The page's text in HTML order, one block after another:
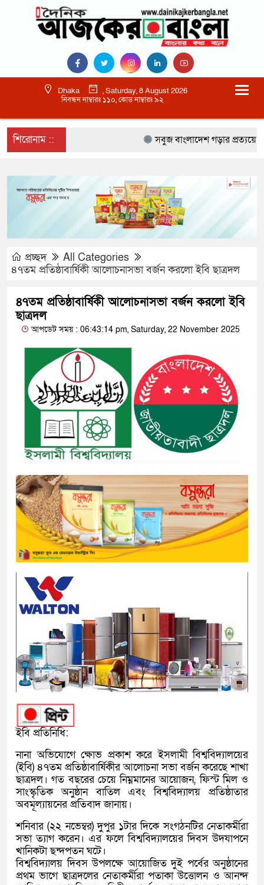
Dhaka
, Saturday, 8 August 2026
নিবন্ধন নাম্বারঃ ১১০, কোড নাম্বারঃ ৯২
শিরোনাম :: সবুজ বাংলাদেশ গড়ার প্রত্যয়ে
প্রচ্ছদ
All Categories
৪৭তম প্রতিষ্ঠাবার্ষিকী আলোচনাসভা বর্জন করলো ইবি ছাত্রদল
৪৭তম প্রতিষ্ঠাবার্ষিকী আলোচনাসভা বর্জন করলো ইবি
ছাত্রদল
আপডেট সময় : 06:43:14 pm, Saturday, 22 November 2025
​ইবি প্রতিনিধি:
​নানা অভিযোগে ক্ষোভ প্রকাশ করে ইসলামী বিশ্ববিদ্যালয়ের
(ইবি) ৪৭তম প্রতিষ্ঠাবার্ষিকীর আলোচনা সভা বর্জন করেছে শাখা
ছাত্রদল। গত বছরের চেয়ে নিম্নমানের আয়োজন, ফিস্ট মিল ও
সাংস্কৃতিক অনুষ্ঠান বাতিল এবং বিশ্ববিদ্যালয় প্রতিষ্ঠাতার
অবমূল্যায়নের প্রতিবাদ জানায়।
শনিবার (২২ নভেম্বর) দুপুর ১টার দিকে সংগঠনটির নেতাকর্মীরা
সভা ত্যাগ করেন। এর ফলে বিশ্ববিদ্যালয়ের দিবস উদযাপনে
খানিকটা ছন্দপতন ঘটে।
​বিশ্ববিদ্যালয় দিবস উপলক্ষে আয়োজিত দুই পর্বের অনুষ্ঠানের
প্রথম ভাগে ছাত্রদলের নেতাকর্মীরা পতাকা উত্তোলন ও আনন্দ